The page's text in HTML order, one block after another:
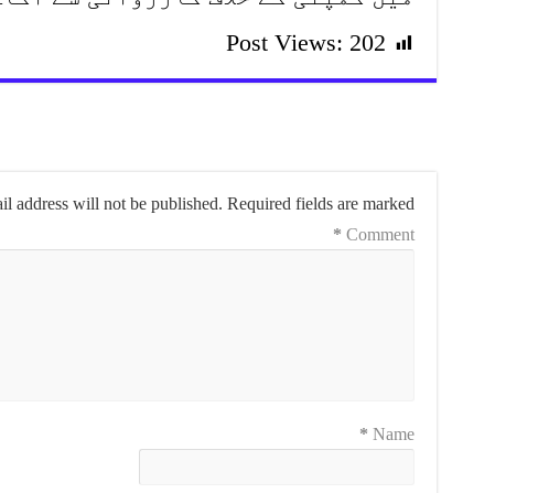
Post Views: 202
address will not be published. Required fields are marked
Comment
*
Name
*